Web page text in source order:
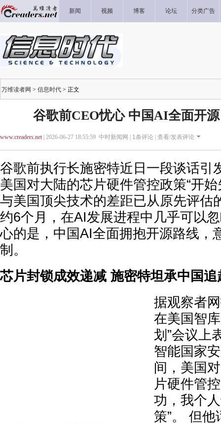
新闻 视频 博客 论坛 分类广告
万维读者网 > 信息时代 > 正文
谷歌前CEO忧心 中国AI全面开
www.creaders.net| 2026-06-27 18:55:59 中时新闻网 | 1条评论 | 查看/发表评论
谷歌前执行长施密特近日一段谈话引
美国对大陆的芯片硬件管控政策“开
与美国顶尖技术的差距已从原先评估
约6个月，在AI发展进程中几乎可以
心的是，中国AI全面拥抱开源路线，
制。
芯片封锁成效递减 施密特坦承中国
据观察者
在美国智
划”会议上
智能国家
间，美国
片硬件管
功，我个
策”。 但他